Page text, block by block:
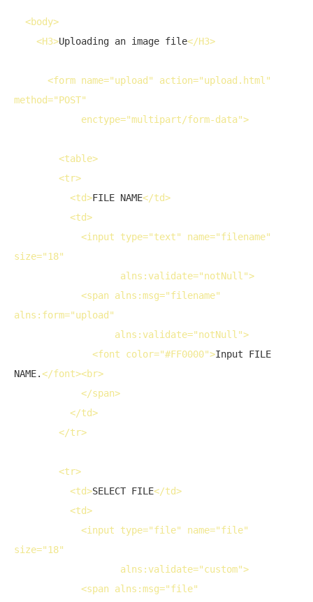
<body>
<H3>Uploading an image file</H3>
<form name="upload" action
method="POST"
enctype="multipart/form-data">
<table>
<tr>
<td>FILE NAME</td>
<td>
<input type="text" name
size="18"
                   alns:validate="notNull">
<span alns:msg="filename"
alns:form="upload"
                  alns:validate="notNull">
<font color="#FF0000">Input FILE
NAME.</font><br>
</span>
</td>
</tr>
<tr>
<td>SELECT FILE</td>
<td>
<input type="file" name
size="18"
                   alns:validate="custom">
<span alns:msg="file"